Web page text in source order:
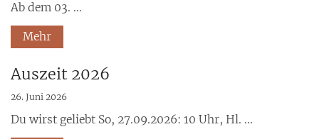
Ab dem 03. ...
Mehr
Auszeit 2026
26. Juni 2026
Du wirst geliebt So, 27.09.2026: 10 Uhr, Hl. ...